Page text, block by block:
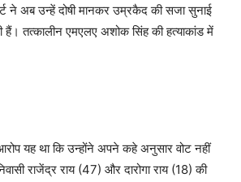
ने अब उन्हें दोषी मानकर उम्रकैद की सजा सुनाई
तत्कालीन एमएलए अशोक सिंह की हत्याकांड में
यह था कि उन्होंने अपने कहे अनुसार वोट नहीं
राजेंद्र राय (47) और दारोगा राय (18) की